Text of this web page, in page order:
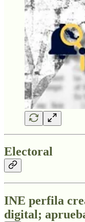
Electoral
INE perfila
digital;